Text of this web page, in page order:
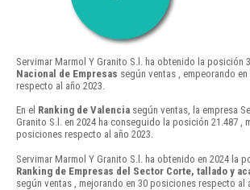
Servimar Marmol Y Granito S.l. ha obtenido la posición
Nacional de Empresas según ventas , empeorando
respecto al año 2023.
En el Ranking de Valencia según ventas, la empresa
Granito S.l. en 2024 ha conseguido la posición 21.487 ,
posiciones respecto al año 2023.
Servimar Marmol Y Granito S.l. ha obtenido en 2024 la
Ranking de Empresas del Sector Corte, tallado y
según ventas , mejorando en 30 posiciones respecto al